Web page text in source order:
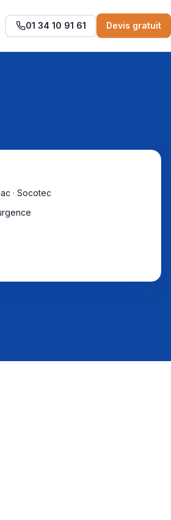
01 34 10 91 61 Devis gratuit
· Socotec